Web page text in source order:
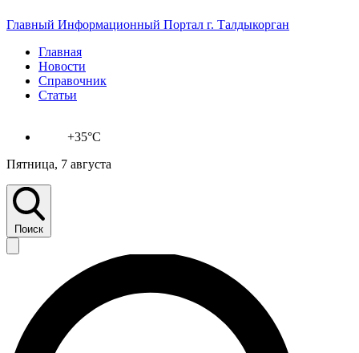
Главный Информационный Портал г. Талдыкорган
Главная
Новости
Справочник
Статьи
+35°C
Пятница, 7 августа
Поиск